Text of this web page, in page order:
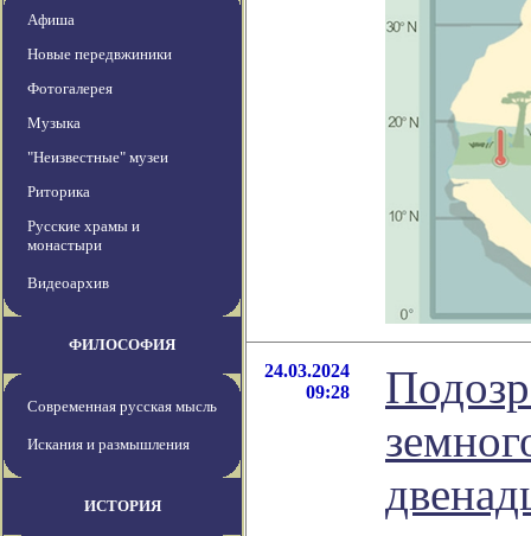
Афиша
Новые передвжиники
Фотогалерея
Музыка
"Неизвестные" музеи
Риторика
Русские храмы и
монастыри
Видеоархив
ФИЛОСОФИЯ
Современная русская мысль
Искания и размышления
ИСТОРИЯ
24.03.2024
09:28